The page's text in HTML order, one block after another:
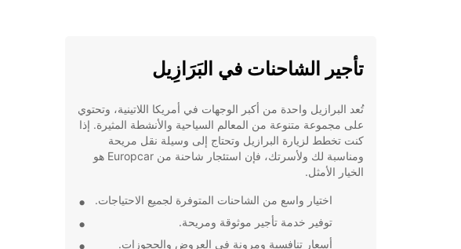
تأجير الشاحنات في البَرَازِيل
تُعد البرازيل واحدة من أكبر الوجهات في أمريكا اللاتينية، وتحتوي
على مجموعة متنوعة من المعالم السياحية والأنشطة المثيرة. إذا
كنت تخطط لزيارة البرازيل وتحتاج إلى وسيلة نقل مريحة
ومناسبة لك ولأسرتك، فإن استئجار شاحنة من Europcar هو
الخيار الأمثل.
اختيار واسع من الشاحنات المتوفرة لجميع الاحتياجات.
توفير خدمة تأجير موثوقة ومريحة.
أسعار تنافسية ومرونة في العروض والحجوزات.